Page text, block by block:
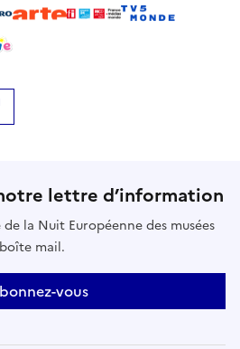
lettre d’information
la Nuit Européenne des musées
mail.
vous